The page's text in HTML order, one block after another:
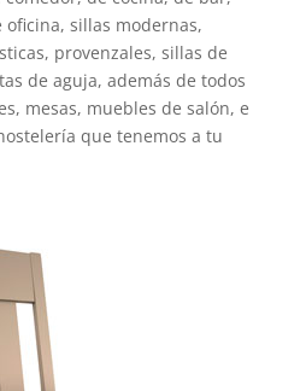
sillas modernas,
provenzales, sillas de
de aguja, además de todos
mesas, muebles de salón, e
que tenemos a tu